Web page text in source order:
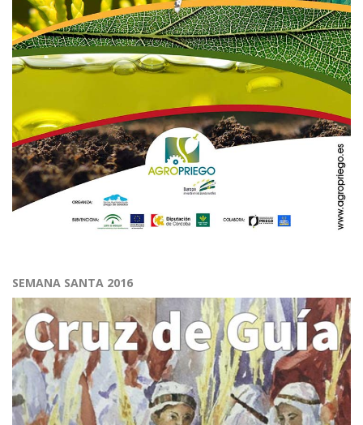
SEMANA SANTA 2016